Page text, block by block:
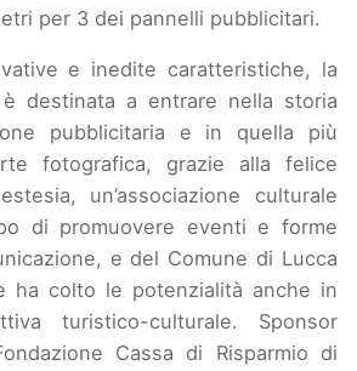
per 3 dei pannelli pubblicitari.
e inedite caratteristiche, la
destinata a entrare nella storia
pubblicitaria e in quella più
fotografica, grazie alla felice
un’associazione culturale
di promuovere eventi e forme
e del Comune di Lucca
ha colto le potenzialità anche in
turistico-culturale. Sponsor
Cassa di Risparmio di